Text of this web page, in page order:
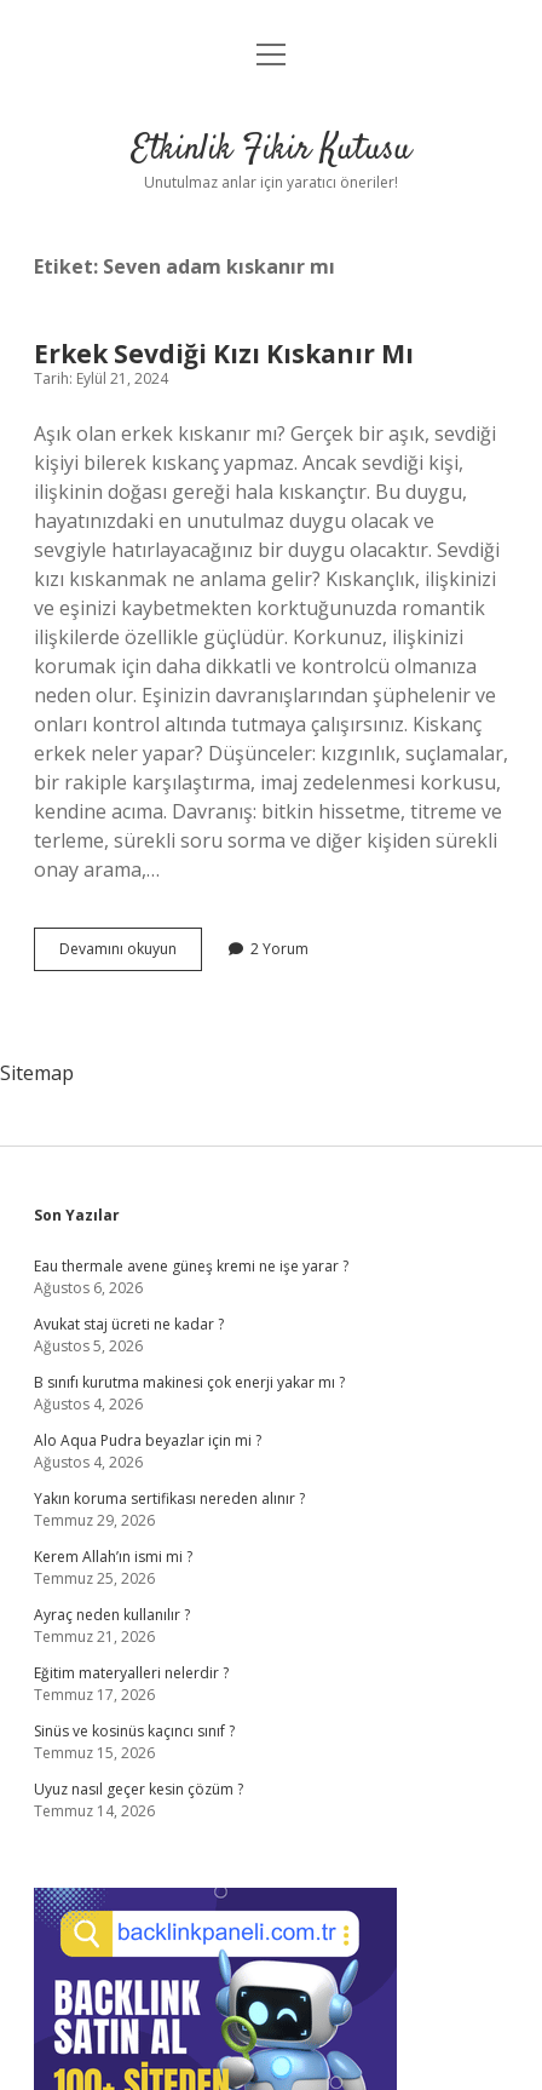
Anasayfa
Yasal Uyarı
menüyü
Etkinlik Fikir Kutusu
Unutulmaz anlar için yaratıcı öneriler!
Etiket: Seven adam kıskanır mı
Erkek Sevdiği Kızı Kıskanır Mı
Tarih: Eylül 21, 2024
Aşık olan erkek kıskanır mı? Gerçek bir aşık, sevdiği
kişiyi bilerek kıskanç yapmaz. Ancak sevdiği kişi,
ilişkinin doğası gereği hala kıskançtır. Bu duygu,
hayatınızdaki en unutulmaz duygu olacak ve
sevgiyle hatırlayacağınız bir duygu olacaktır. Sevdiği
kızı kıskanmak ne anlama gelir? Kıskançlık, ilişkinizi
ve eşinizi kaybetmekten korktuğunuzda romantik
ilişkilerde özellikle güçlüdür. Korkunuz, ilişkinizi
korumak için daha dikkatli ve kontrolcü olmanıza
neden olur. Eşinizin davranışlarından şüphelenir ve
onları kontrol altında tutmaya çalışırsınız. Kiskanç
erkek neler yapar? Düşünceler: kızgınlık, suçlamalar,
bir rakiple karşılaştırma, imaj zedelenmesi korkusu,
kendine acıma. Davranış: bitkin hissetme, titreme ve
terleme, sürekli soru sorma ve diğer kişiden sürekli
onay arama,…
Devamını okuyun
Sevdiği
2 Yorum
Sitemap
Sidebar
Son Yazılar
Eau thermale avene güneş kremi ne işe yarar ?
Ağustos 6, 2026
Avukat staj ücreti ne kadar ?
Ağustos 5, 2026
B sınıfı kurutma makinesi çok enerji yakar mı ?
Ağustos 4, 2026
Alo Aqua Pudra beyazlar için mi ?
Ağustos 4, 2026
Yakın koruma sertifikası nereden alınır ?
Temmuz 29, 2026
Kerem Allah’ın ismi mi ?
Temmuz 25, 2026
Ayraç neden kullanılır ?
Temmuz 21, 2026
Eğitim materyalleri nelerdir ?
Temmuz 17, 2026
Sinüs ve kosinüs kaçıncı sınıf ?
Temmuz 15, 2026
Uyuz nasıl geçer kesin çözüm ?
Temmuz 14, 2026